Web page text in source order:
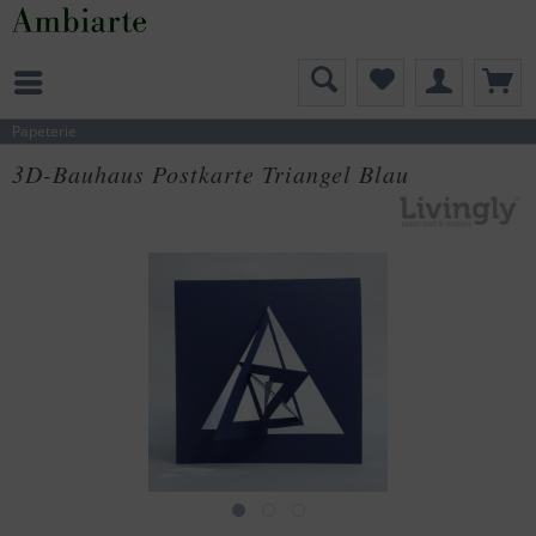
Papeterie
3D-Bauhaus Postkarte Triangel Blau